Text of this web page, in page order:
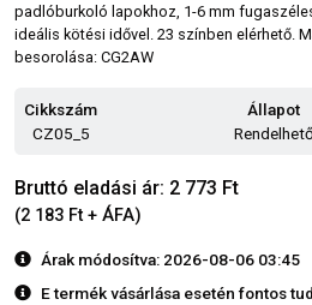
padlóburkoló lapokhoz, 1-6 mm
ideális kötési idővel. 23 színben elérhető.
besorolása: CG2AW
Cikkszám
CZ05_5
Állapot
Bruttó eladási ár: 2 773 Ft
(2 183 Ft + ÁFA)
Árak módosítva: 2026-08-06 03:45
E termék vásárlása esetén fontos